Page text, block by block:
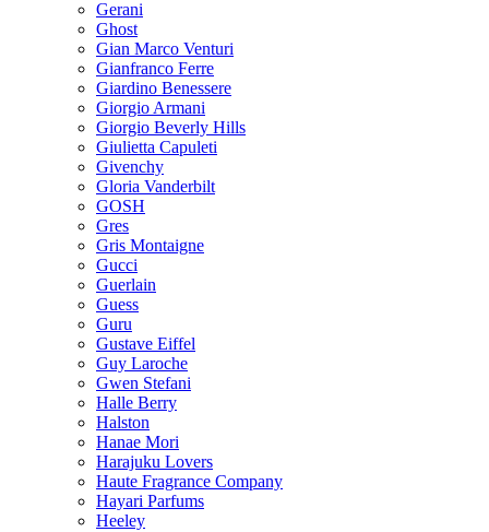
Gerani
Ghost
Gian Marco Venturi
Gianfranco Ferre
Giardino Benessere
Giorgio Armani
Giorgio Beverly Hills
Giulietta Capuleti
Givenchy
Gloria Vanderbilt
GOSH
Gres
Gris Montaigne
Gucci
Guerlain
Guess
Guru
Gustave Eiffel
Guy Laroche
Gwen Stefani
Halle Berry
Halston
Hanae Mori
Harajuku Lovers
Haute Fragrance Company
Hayari Parfums
Heeley